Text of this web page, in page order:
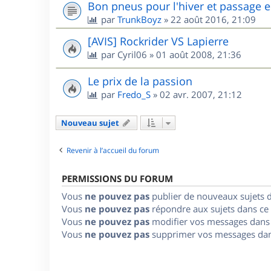
Bon pneus pour l'hiver et passage
par TrunkBoyz » 22 août 2016, 21:09
[AVIS] Rockrider VS Lapierre
par Cyril06 » 01 août 2008, 21:36
Le prix de la passion
par Fredo_S » 02 avr. 2007, 21:12
Nouveau sujet
Revenir à l’accueil du forum
PERMISSIONS DU FORUM
Vous ne pouvez pas publier de nouveaux sujets
Vous ne pouvez pas répondre aux sujets dans
Vous ne pouvez pas modifier vos messages
Vous ne pouvez pas supprimer vos messages